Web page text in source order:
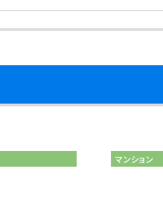
マンション